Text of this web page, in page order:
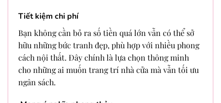
Tiết kiệm chi phí
Bạn không cần bỏ ra số tiền quá lớn vẫn có thể sở
hữu những bức tranh đẹp, phù hợp với nhiều phong
cách nội thất. Đây chính là lựa chọn thông minh
cho những ai muốn trang trí nhà cửa mà vẫn tối ưu
ngân sách.